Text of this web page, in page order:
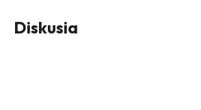
Diskusia